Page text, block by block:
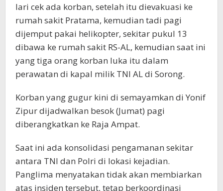
lari cek ada korban, setelah itu dievakuasi ke
rumah sakit Pratama, kemudian tadi pagi
dijemput pakai helikopter, sekitar pukul 13
dibawa ke rumah sakit RS-AL, kemudian saat ini
yang tiga orang korban luka itu dalam
perawatan di kapal milik TNI AL di Sorong.
Korban yang gugur kini di semayamkan di Yonif
Zipur dijadwalkan besok (Jumat) pagi
diberangkatkan ke Raja Ampat.
Saat ini ada konsolidasi pengamanan sekitar
antara TNI dan Polri di lokasi kejadian.
Panglima menyatakan tidak akan membiarkan
atas insiden tersebut, tetap berkoordinasi